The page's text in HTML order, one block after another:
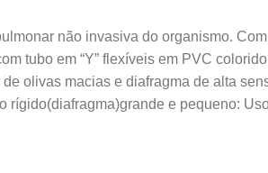
não invasiva do organismo.
tubo em “Y” flexíveis em PVC
olivas macias e diafragma de alta
e pequeno: